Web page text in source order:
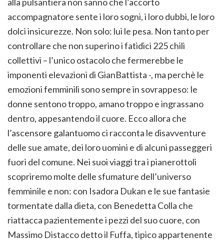
accompagnatore sente i loro sogni, i loro dubbi, le loro
dolci insicurezze. Non solo: lui le pesa. Non tanto per
controllare che non superino i fatidici 225 chili
collettivi – l’unico ostacolo che fermerebbe le
imponenti elevazioni di GianBattista -, ma perchè le
emozioni femminili sono sempre in sovrappeso: le
donne sentono troppo, amano troppo e ingrassano
dentro, appesantendo il cuore. Ecco allora che
l’ascensore galantuomo ci racconta le disavventure
delle sue amate, dei loro uomini e di alcuni passeggeri
fuori del comune. Nei suoi viaggi tra i pianerottoli
scopriremo molte delle sfumature dell’universo
femminile e non: con Isadora Dukan e le sue fantasie
tormentate dalla dieta, con Benedetta Colla che
riattacca pazientemente i pezzi del suo cuore, con
Massimo Distacco detto il Fuffa, tipico appartenente